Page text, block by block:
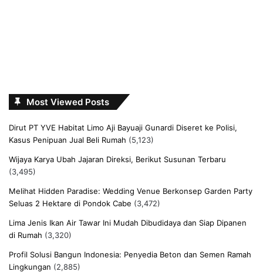
Most Viewed Posts
Dirut PT YVE Habitat Limo Aji Bayuaji Gunardi Diseret ke Polisi,
Kasus Penipuan Jual Beli Rumah (5,123)
Wijaya Karya Ubah Jajaran Direksi, Berikut Susunan Terbaru
(3,495)
Melihat Hidden Paradise: Wedding Venue Berkonsep Garden Party
Seluas 2 Hektare di Pondok Cabe (3,472)
Lima Jenis Ikan Air Tawar Ini Mudah Dibudidaya dan Siap Dipanen
di Rumah (3,320)
Profil Solusi Bangun Indonesia: Penyedia Beton dan Semen Ramah
Lingkungan (2,885)